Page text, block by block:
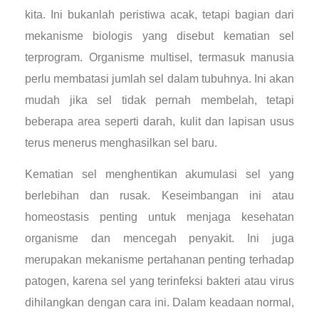
kita. Ini bukanlah peristiwa acak, tetapi bagian dari
mekanisme biologis yang disebut kematian sel
terprogram. Organisme multisel, termasuk manusia
perlu membatasi jumlah sel dalam tubuhnya. Ini akan
mudah jika sel tidak pernah membelah, tetapi
beberapa area seperti darah, kulit dan lapisan usus
terus menerus menghasilkan sel baru.
Kematian sel menghentikan akumulasi sel yang
berlebihan dan rusak. Keseimbangan ini atau
homeostasis penting untuk menjaga kesehatan
organisme dan mencegah penyakit. Ini juga
merupakan mekanisme pertahanan penting terhadap
patogen, karena sel yang terinfeksi bakteri atau virus
dihilangkan dengan cara ini. Dalam keadaan normal,